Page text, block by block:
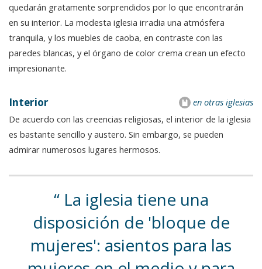
quedarán gratamente sorprendidos por lo que encontrarán
en su interior. La modesta iglesia irradia una atmósfera
tranquila, y los muebles de caoba, en contraste con las
paredes blancas, y el órgano de color crema crean un efecto
impresionante.
en otras iglesias
Interior
De acuerdo con las creencias religiosas, el interior de la iglesia
es bastante sencillo y austero. Sin embargo, se pueden
admirar numerosos lugares hermosos.
La iglesia tiene una
disposición de 'bloque de
mujeres': asientos para las